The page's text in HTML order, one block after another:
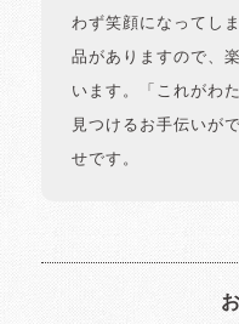
わず笑顔になってし
品がありますので、
います。「これがわ
見つけるお手伝いが
せです。